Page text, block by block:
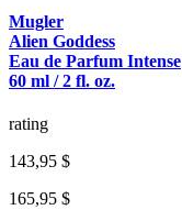
Mugler
Alien Goddess
Eau de Parfum Intense
60 ml / 2 fl. oz.
rating
143,95 $
165,95 $